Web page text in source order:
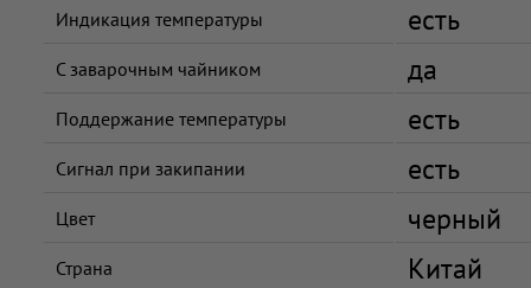
Индикация температуры есть
С заварочным чайником да
Поддержание температуры есть
Сигнал при закипании есть
Цвет черный
Страна Китай